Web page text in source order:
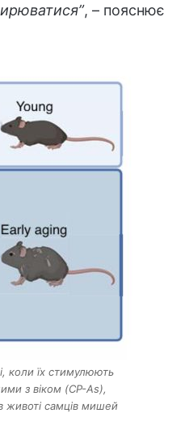
, – пояснює
коли їх стимулюють
з віком (CP-As),
животі самців мишей